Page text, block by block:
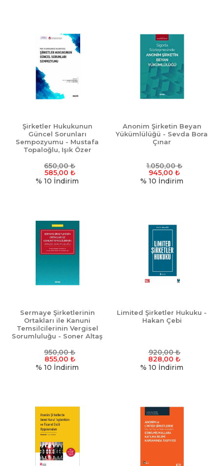
Şirketler Hukukunun
Güncel Sorunları
Sempozyumu - Mustafa
Topaloğlu, Işık Özer
650,00₺
585,00 ₺
% 10 İndirim
Anonim Şirketin Beyan
Yükümlülüğü - Sevda Bora
Çınar
1.050,00₺
945,00 ₺
% 10 İndirim
Sermaye Şirketlerinin
Ortakları ile Kanuni
Temsilcilerinin Vergisel
Sorumluluğu - Soner Altaş
950,00₺
855,00 ₺
% 10 İndirim
Limited Şirketler Hukuku -
Hakan Çebi
920,00₺
828,00 ₺
% 10 İndirim